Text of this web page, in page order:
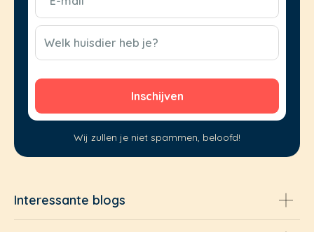
mail
(Vereist)
CAPTCHA
Welk huisdier heb je?
Wij zullen je niet spammen, beloofd!
Interessante blogs